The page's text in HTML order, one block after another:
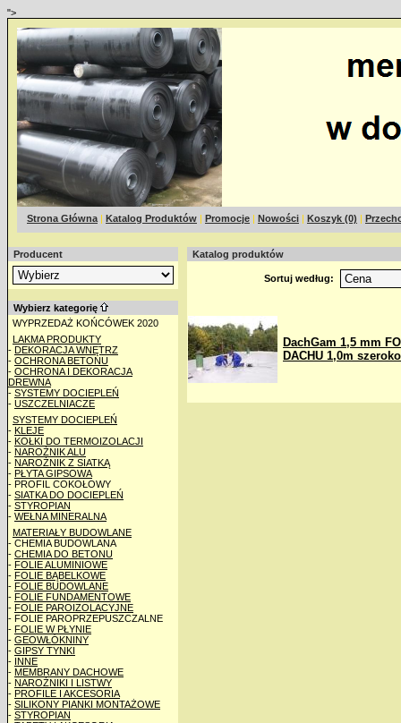
">
Strona Główna | Katalog Produktów | Promocje | Nowości | Koszyk (0) |
Producent
Wybierz kategorię
WYPRZEDAŻ KOŃCÓWEK 2020
LAKMA PRODUKTY
- DEKORACJA WNĘTRZ
- OCHRONA BETONU
- OCHRONA I DEKORACJA
DREWNA
- SYSTEMY DOCIEPLEŃ
- USZCZELNIACZE
SYSTEMY DOCIEPLEŃ
- KLEJE
- KOŁKI DO TERMOIZOLACJI
- NAROŻNIK ALU
- NAROŻNIK Z SIATKĄ
- PŁYTA GIPSOWA
- PROFIL COKOŁOWY
- SIATKA DO DOCIEPLEŃ
- STYROPIAN
- WEŁNA MINERALNA
MATERIAŁY BUDOWLANE
- CHEMIA BUDOWLANA
- CHEMIA DO BETONU
- FOLIE ALUMINIOWE
- FOLIE BĄBELKOWE
- FOLIE BUDOWLANE
- FOLIE FUNDAMENTOWE
- FOLIE PAROIZOLACYJNE
- FOLIE PAROPRZEPUSZCZALNE
- FOLIE W PŁYNIE
- GEOWŁÓKNINY
- GIPSY TYNKI
- INNE
- MEMBRANY DACHOWE
- NAROŻNIKI I LISTWY
- PROFILE I AKCESORIA
- SILIKONY PIANKI MONTAŻOWE
- STYROPIAN
Katalog produktów
Sortuj według:
DachGam 1,5 mm
DACHU 1,0m